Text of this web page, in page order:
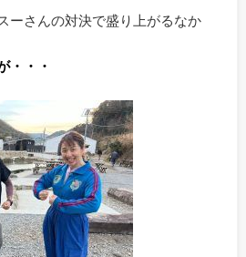
ーさんの対決で盛り上がるなか
・・・